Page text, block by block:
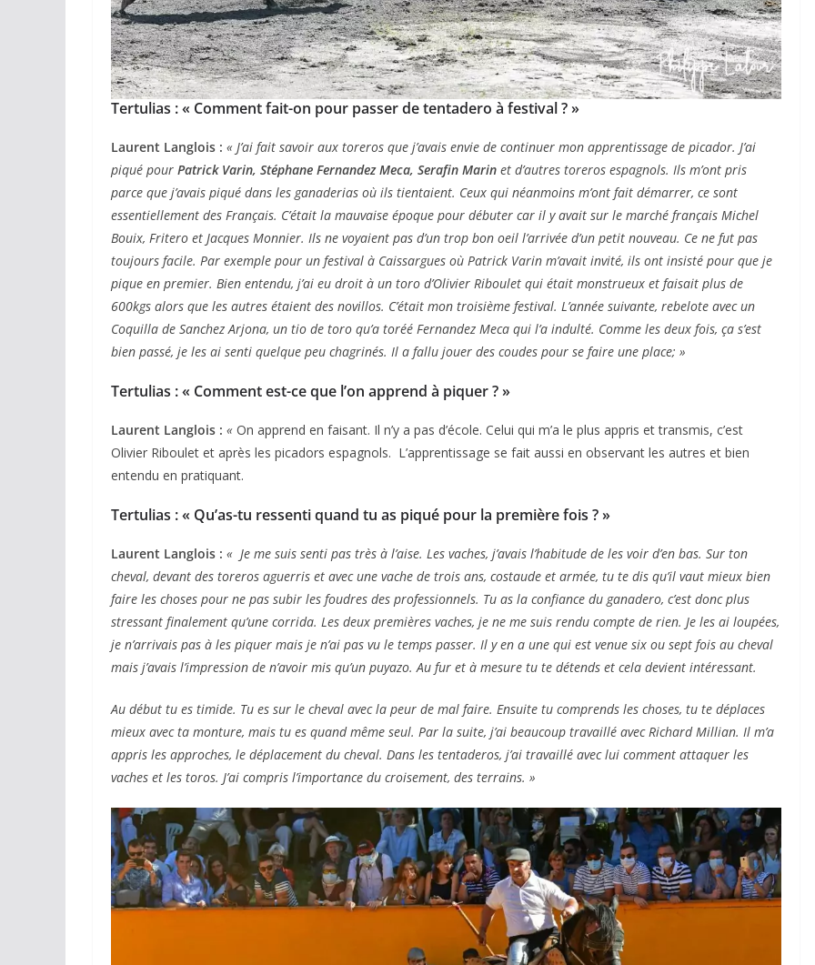
Tertulias : « Comment fait-on pour passer de tentadero à festival ? »
Laurent Langlois : « J’ai fait savoir aux toreros que j’avais envie de continuer mon apprentissage de picador. J’ai
piqué pour Patrick Varin, Stéphane Fernandez Meca, Serafin Marin et d’autres toreros espagnols. Ils m’ont pris
parce que j’avais piqué dans les ganaderias où ils tientaient. Ceux qui néanmoins m’ont fait démarrer, ce sont
essentiellement des Français. C’était la mauvaise époque pour débuter car il y avait sur le marché français Michel
Bouix, Fritero et Jacques Monnier. Ils ne voyaient pas d’un trop bon oeil l’arrivée d’un petit nouveau. Ce ne fut pas
toujours facile. Par exemple pour un festival à Caissargues où Patrick Varin m’avait invité, ils ont insisté pour que je
pique en premier. Bien entendu, j’ai eu droit à un toro d’Olivier Riboulet qui était monstrueux et faisait plus de
600kgs alors que les autres étaient des novillos. C’était mon troisième festival. L’année suivante, rebelote avec un
Coquilla de Sanchez Arjona, un tio de toro qu’a toréé Fernandez Meca qui l’a indulté. Comme les deux fois, ça s’est
bien passé, je les ai senti quelque peu chagrinés. Il a fallu jouer des coudes pour se faire une place; »
Tertulias : « Comment est-ce que l’on apprend à piquer ? »
Laurent Langlois : « On apprend en faisant. Il n’y a pas d’école. Celui qui m’a le plus appris et transmis, c’est
Olivier Riboulet et après les picadors espagnols. L’apprentissage se fait aussi en observant les autres et bien
entendu en pratiquant.
Tertulias : « Qu’as-tu ressenti quand tu as piqué pour la première fois ? »
Laurent Langlois : « Je me suis senti pas très à l’aise. Les vaches, j’avais l’habitude de les voir d’en bas. Sur ton
cheval, devant des toreros aguerris et avec une vache de trois ans, costaude et armée, tu te dis qu’il vaut mieux bien
faire les choses pour ne pas subir les foudres des professionnels. Tu as la confiance du ganadero, c’est donc plus
stressant finalement qu’une corrida. Les deux premières vaches, je ne me suis rendu compte de rien. Je les ai loupées,
je n’arrivais pas à les piquer mais je n’ai pas vu le temps passer. Il y en a une qui est venue six ou sept fois au cheval
mais j’avais l’impression de n’avoir mis qu’un puyazo. Au fur et à mesure tu te détends et cela devient intéressant.
Au début tu es timide. Tu es sur le cheval avec la peur de mal faire. Ensuite tu comprends les choses, tu te déplaces
mieux avec ta monture, mais tu es quand même seul. Par la suite, j’ai beaucoup travaillé avec Richard Millian. Il m’a
appris les approches, le déplacement du cheval. Dans les tentaderos, j’ai travaillé avec lui comment attaquer les
vaches et les toros. J’ai compris l’importance du croisement, des terrains. »